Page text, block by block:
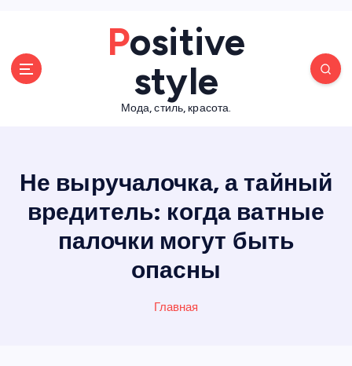
Positive
style
Мода, стиль, красота.
Не выручалочка, а тайный
вредитель: когда ватные
палочки могут быть
опасны
Главная